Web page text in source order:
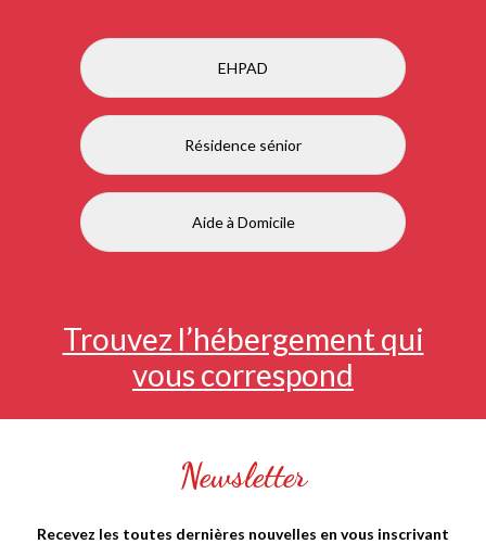
EHPAD
Résidence sénior
Aide à Domicile
Trouvez l’hébergement qui
vous correspond
Newsletter
Recevez les toutes dernières nouvelles en vous inscrivant